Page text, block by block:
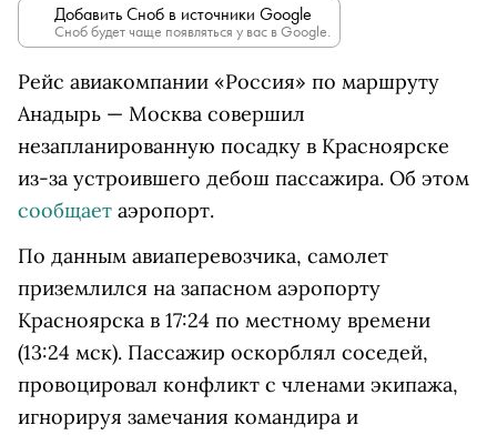
Добавить Сноб в источники Google
Сноб будет чаще появляться у вас в Google.
Рейс авиакомпании «Россия» по маршруту
Анадырь — Москва совершил
незапланированную посадку в Красноярске
из-за устроившего дебош пассажира. Об этом
сообщает аэропорт.
По данным авиаперевозчика, самолет
приземлился на запасном аэропорту
Красноярска в 17:24 по местному времени
(13:24 мск). Пассажир оскорблял соседей,
провоцировал конфликт с членами экипажа,
игнорируя замечания командира и